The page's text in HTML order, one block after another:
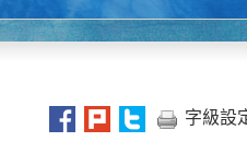
字級設